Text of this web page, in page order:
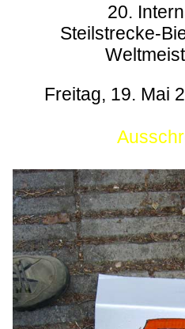
20.
Steilstrecke-
Freitag, 19. Mai